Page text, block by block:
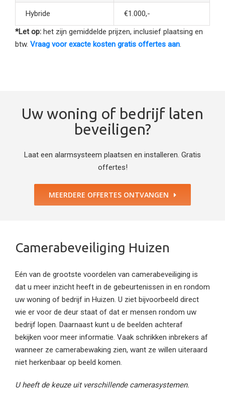
Hybride
€1.000,-
*Let op: het zijn gemiddelde prijzen, inclusief plaatsing en
btw. Vraag voor exacte kosten gratis offertes aan
Uw woning of bedrijf laten
beveiligen?
Laat een alarmsysteem plaatsen en installeren. Gratis
offertes!
MEERDERE OFFERTES ONTVANGEN
Camerabeveiliging Huizen
Eén van de grootste voordelen van camerabeveiliging is
dat u meer inzicht heeft in de gebeurtenissen in en rondom
uw woning of bedrijf in Huizen. U ziet bijvoorbeeld direct
wie er voor de deur staat of dat er mensen rondom uw
bedrijf lopen. Daarnaast kunt u de beelden achteraf
bekijken voor meer informatie. Vaak schrikken inbrekers af
wanneer ze camerabewaking zien, want ze willen uiteraard
niet herkenbaar op beeld komen.
U heeft de keuze uit verschillende camerasystemen.